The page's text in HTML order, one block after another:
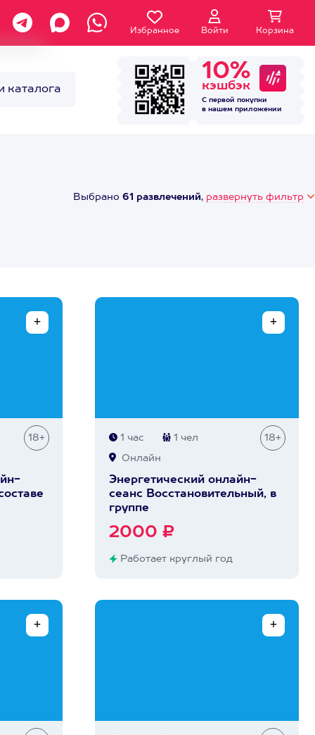
Избранное Войти Корзина
каталога
10%
кэшбэк
С первой покупки
в нашем приложении
Выбрано 61 развлечений, развернуть фильтр
18+ 1 час 1 чел 18+
Онлайн
Энергетический онлайн-
сеанс Восстановительный, в
группе
2000 ₽
Работает круглый год